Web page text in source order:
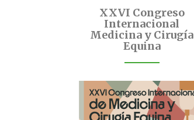
XXVI Congreso
Internacional
Medicina y Cirugía
Equina